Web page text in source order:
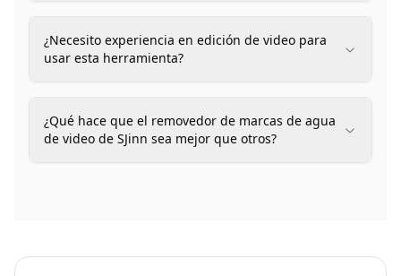
¿Necesito experiencia en edición de video para
usar esta herramienta?
¿Qué hace que el removedor de marcas de agua
de video de SJinn sea mejor que otros?